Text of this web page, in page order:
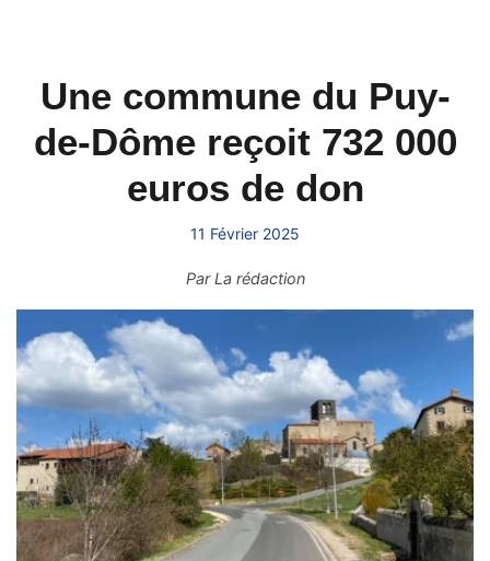
Une commune du Puy-
de-Dôme reçoit 732 000
euros de don
11 Février 2025
ParLa rédaction